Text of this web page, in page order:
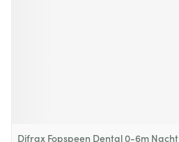
Difrax Fopspeen Dental 0-6m Nacht